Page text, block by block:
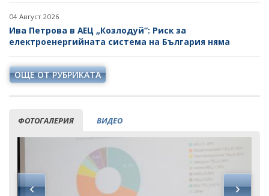
04 Август 2026
Ива Петрова в АЕЦ „Козлодуй“: Риск за
електроенергийната система на България няма
ОЩЕ ОТ РУБРИКАТА
ФОТОГАЛЕРИЯ ВИДЕО